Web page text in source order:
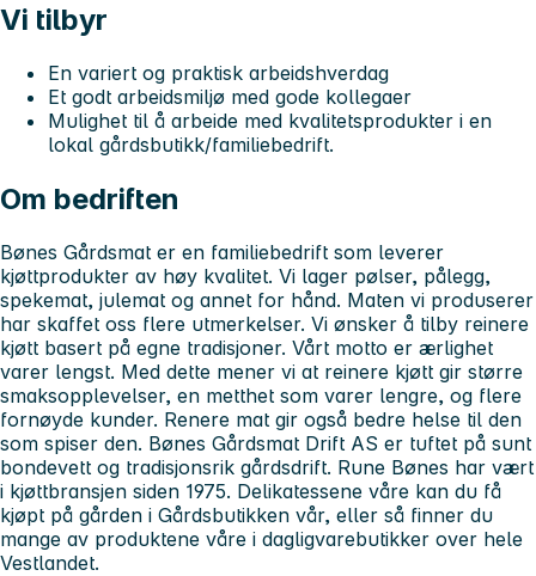
Vi tilbyr
En variert og praktisk arbeidshverdag
Et godt arbeidsmiljø med gode kollegaer
Mulighet til å arbeide med kvalitetsprodukter i en
lokal gårdsbutikk/familiebedrift.
Om bedriften
Bønes Gårdsmat er en familiebedrift som leverer
kjøttprodukter av høy kvalitet. Vi lager pølser, pålegg,
spekemat, julemat og annet for hånd. Maten vi produserer
har skaffet oss flere utmerkelser. Vi ønsker å tilby reinere
kjøtt basert på egne tradisjoner. Vårt motto er ærlighet
varer lengst. Med dette mener vi at reinere kjøtt gir større
smaksopplevelser, en metthet som varer lengre, og flere
fornøyde kunder. Renere mat gir også bedre helse til den
som spiser den. Bønes Gårdsmat Drift AS er tuftet på sunt
bondevett og tradisjonsrik gårdsdrift. Rune Bønes har vært
i kjøttbransjen siden 1975. Delikatessene våre kan du få
kjøpt på gården i Gårdsbutikken vår, eller så finner du
mange av produktene våre i dagligvarebutikker over hele
Vestlandet.